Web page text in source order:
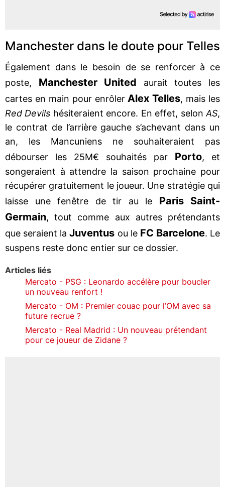
Manchester dans le doute pour Telles
Également dans le besoin de se renforcer à ce
poste, Manchester United aurait toutes les
cartes en main pour enrôler Alex Telles, mais les
Red Devils hésiteraient encore. En effet, selonAS,
le contrat de l’arrière gauche s’achevant dans un
an, les Mancuniens ne souhaiteraient pas
débourser les 25M€ souhaités par Porto, et
songeraient à attendre la saison prochaine pour
récupérer gratuitement le joueur. Une stratégie qui
laisse une fenêtre de tir au le Paris Saint-
Germain, tout comme aux autres prétendants
que seraient laJuventus ou le FC Barcelone. Le
suspens reste donc entier sur ce dossier.
Articles liés
Mercato - PSG : Leonardo accélère pour boucler
un nouveau renfort !
Mercato - OM : Premier couac pour l’OM avec sa
future recrue ?
Mercato - Real Madrid : Un nouveau prétendant
pour ce joueur de Zidane ?